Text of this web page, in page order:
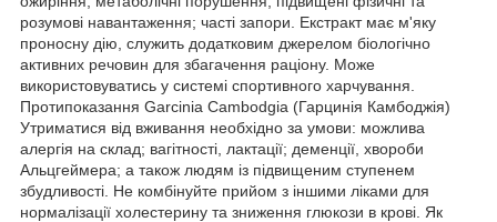
розумові навантаження; часті запори. Екстракт має м'яку
проносну дію, служить додатковим джерелом біологічно
активних речовин для збагачення раціону. Може
використовуватись у системі спортивного харчування.
Протипоказання Garcinia Cambodgia (Гарцинія Камбоджія)
Утриматися від вживання необхідно за умови: можлива
алергія на склад; вагітності, лактації; деменції, хвороби
Альцгеймера; а також людям із підвищеним ступенем
збудливості. Не комбінуйте прийом з іншими ліками для
нормалізації холестерину та зниження глюкози в крові. Як